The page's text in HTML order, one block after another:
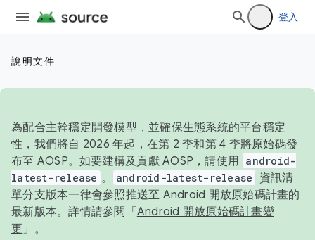
登入
說明文件
為配合主幹穩定開發模型，並確保生態系統的平台穩定
性，我們將自 2026 年起，在第 2 季和第 4 季將原始碼發
布至 AOSP。如要建構及貢獻 AOSP，請使用 android-
latest-release 。 android-latest-release
資訊清
單分支版本一律會參照推送至 Android 開放原始碼計畫的
最新版本。詳情請參閱「 Android 開放原始碼計畫變
更 」。